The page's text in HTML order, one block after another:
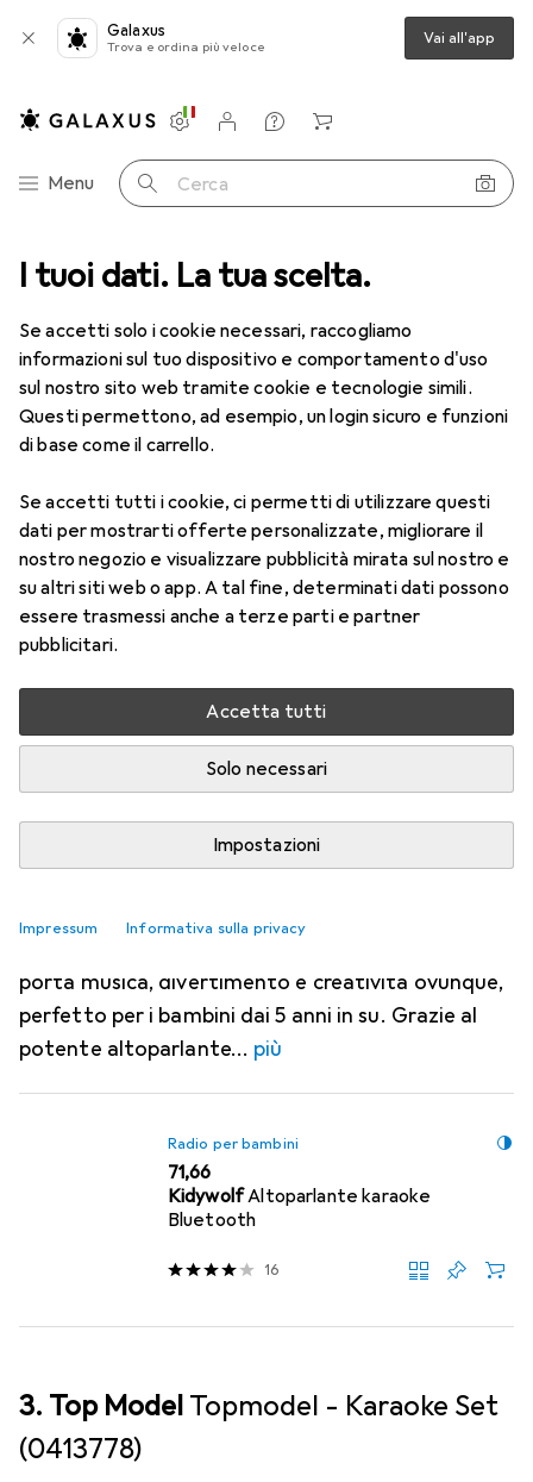
I tuoi dati. La tua scelta.
Se accetti solo i cookie necessari, raccogliamo
informazioni sul tuo dispositivo e comportamento d'uso
sul nostro sito web tramite cookie e tecnologie simili.
Questi permettono, ad esempio, un login sicuro e funzioni
di base come il carrello.
Se accetti tutti i cookie, ci permetti di utilizzare questi
dati per mostrarti offerte personalizzate, migliorare il
nostro negozio e visualizzare pubblicità mirata sul nostro e
su altri siti web o app. A tal fine, determinati dati possono
essere trasmessi anche a terze parti e partner
pubblicitari.
Accetta tutti
Solo necessari
Impostazioni
Impressum Informativa sulla privacy
Galaxus
Trova e ordina più veloce Vai all'app
Categoria Navigazione
Menu Cerca
Impostazioni
Conto cliente
Liste di confronto
Liste dei desideri
Carrello
Radio per bambini più venduti
Questa pagina è sempre aggiornata e si aggiorna
automaticamente. i
1. PDTMacchina per cantare AGUA
Karaoke - Nero
Radio per bambini
EUR
63,90
Altoparlante karaoke
porta musica, divertimento e creatività ovunque,
perfetto per i bambini dai 5 anni in su. Grazie al
potente altoparlante
più
Radio per bambini
EUR
71,66
KidywolfAltoparlante karaoke
Bluetooth
16
3. Top Model Topmodel - Karaoke Set
(0413778)